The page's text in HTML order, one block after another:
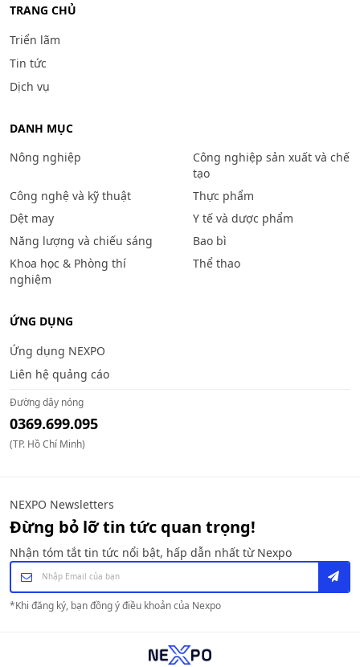
TRANG CHỦ
Triển lãm
Tin tức
Dịch vụ
DANH MỤC
Nông nghiệp
Công nghiệp sản xuất và chế
tạo
Công nghệ và kỹ thuật
Thực phẩm
Dệt may
Y tế và dược phẩm
Năng lượng và chiếu sáng
Bao bì
Khoa học & Phòng thí
nghiệm
Thể thao
ỨNG DỤNG
Ứng dụng NEXPO
Liên hệ quảng cáo
Đường dây nóng
0369.699.095
(TP. Hồ Chí Minh)
NEXPO Newsletters
Đừng bỏ lỡ tin tức quan trọng!
Nhận tóm tắt tin tức nổi bật, hấp dẫn nhất từ Nexpo
*Khi đăng ký, bạn đồng ý điều khoản của Nexpo